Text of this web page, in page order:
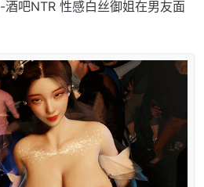
吧NTR 性感白丝御姐在男友面